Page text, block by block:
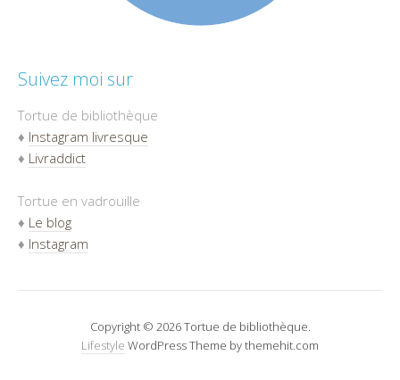
Suivez moi sur
Tortue de bibliothèque
♦ Instagram livresque
♦ Livraddict
Tortue en vadrouille
♦ Le blog
♦ Instagram
Copyright © 2026 Tortue de bibliothèque.
Lifestyle WordPress Theme by themehit.com